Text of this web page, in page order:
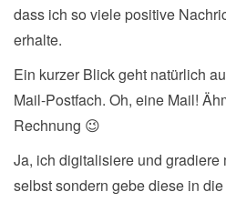
dass ich so viele positive
erhalte.
Ein kurzer Blick geht natürlich
Mail-Postfach. Oh, eine Mail!
Rechnung 😉
Ja, ich digitalisiere und gradiere
selbst sondern gebe diese in